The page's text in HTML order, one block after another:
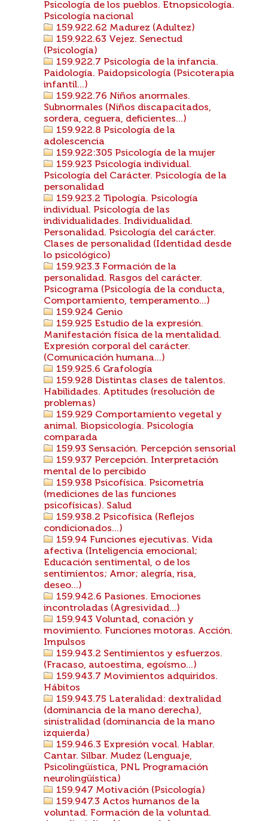
Psicología de los pueblos. Etnopsicología.
Psicología nacional
159.922.62 Madurez (Adultez)
159.922.63 Vejez. Senectud
(Psicología)
159.922.7 Psicología de la infancia.
Paidología. Paidopsicología (Psicoterapia
infantil...)
159.922.76 Niños anormales.
Subnormales (Niños discapacitados,
sordera, ceguera, deficientes...)
159.922.8 Psicología de la
adolescencia
159.922:305 Psicología de la mujer
159.923 Psicología individual.
Psicología del Carácter. Psicología de la
personalidad
159.923.2 Tipología. Psicología
individual. Psicología de las
individualidades. Individualidad.
Personalidad. Psicología del carácter.
Clases de personalidad (Identidad desde
lo psicológico)
159.923.3 Formación de la
personalidad. Rasgos del carácter.
Psicograma (Psicología de la conducta,
Comportamiento, temperamento...)
159.924 Genio
159.925 Estudio de la expresión.
Manifestación física de la mentalidad.
Expresión corporal del carácter.
(Comunicación humana...)
159.925.6 Grafología
159.928 Distintas clases de talentos.
Habilidades. Aptitudes (resolución de
problemas)
159.929 Comportamiento vegetal y
animal. Biopsicología. Psicología
comparada
159.93 Sensación. Percepción sensorial
159.937 Percepción. Interpretación
mental de lo percibido
159.938 Psicofísica. Psicometría
(mediciones de las funciones
psicofísicas). Salud
159.938.2 Psicofísica (Reflejos
condicionados...)
159.94 Funciones ejecutivas. Vida
afectiva (Inteligencia emocional;
Educación sentimental, o de los
sentimientos; Amor; alegría, risa,
deseo...)
159.942.6 Pasiones. Emociones
incontroladas (Agresividad...)
159.943 Voluntad, conación y
movimiento. Funciones motoras. Acción.
Impulsos
159.943.2 Sentimientos y esfuerzos.
(Fracaso, autoestima, egoísmo...)
159.943.7 Movimientos adquiridos.
Hábitos
159.943.75 Lateralidad: dextralidad
(dominancia de la mano derecha),
sinistralidad (dominancia de la mano
izquierda)
159.946.3 Expresión vocal. Hablar.
Cantar. Silbar. Mudez (Lenguaje,
Psicolingüística, PNL Programación
neurolingüística)
159.947 Motivación (Psicología)
159.947.3 Actos humanos de la
voluntad. Formación de la voluntad.